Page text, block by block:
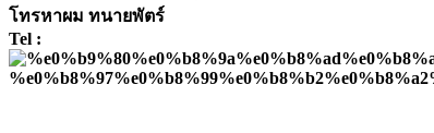
โทรหาผม ทนายพัตร์
Tel :